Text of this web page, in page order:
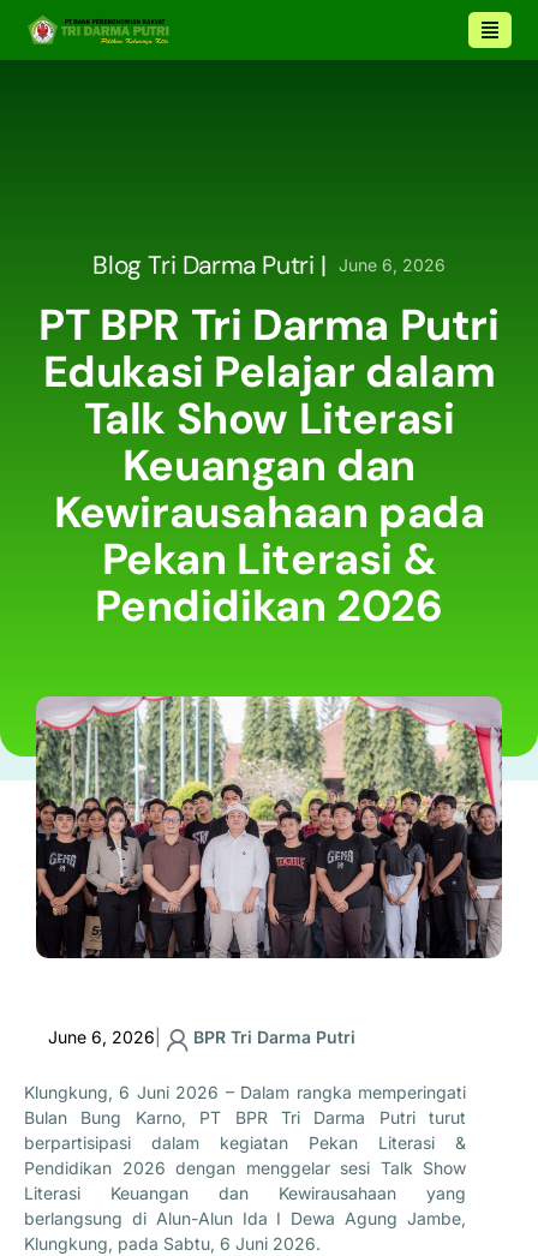
Blog Tri Darma Putri | June 6, 2026
PT BPR Tri Darma Putri
Edukasi Pelajar dalam
Talk Show Literasi
Keuangan dan
Kewirausahaan pada
Pekan Literasi &
Pendidikan 2026
June 6, 2026 BPR Tri Darma Putri
Klungkung, 6 Juni 2026 – Dalam rangka memperingati
Bulan Bung Karno, PT BPR Tri Darma Putri turut
berpartisipasi dalam kegiatan Pekan Literasi &
Pendidikan 2026 dengan menggelar sesi Talk Show
Literasi Keuangan dan Kewirausahaan yang
berlangsung di Alun-Alun Ida I Dewa Agung Jambe,
Klungkung, pada Sabtu, 6 Juni 2026.